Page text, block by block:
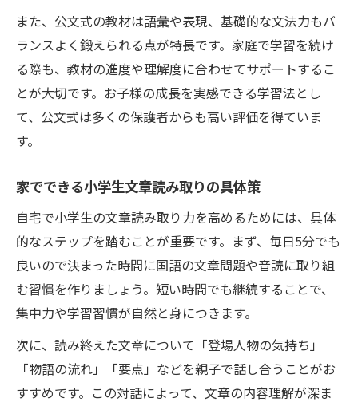
また、公文式の教材は語彙や表現、基礎的な文法力もバ
ランスよく鍛えられる点が特長です。家庭で学習を続け
る際も、教材の進度や理解度に合わせてサポートするこ
とが大切です。お子様の成長を実感できる学習法とし
て、公文式は多くの保護者からも高い評価を得ていま
す。
家でできる小学生文章読み取りの具体策
自宅で小学生の文章読み取り力を高めるためには、具体
的なステップを踏むことが重要です。まず、毎日5分でも
良いので決まった時間に国語の文章問題や音読に取り組
む習慣を作りましょう。短い時間でも継続することで、
集中力や学習習慣が自然と身につきます。
次に、読み終えた文章について「登場人物の気持ち」
「物語の流れ」「要点」などを親子で話し合うことがお
すすめです。この対話によって、文章の内容理解が深ま